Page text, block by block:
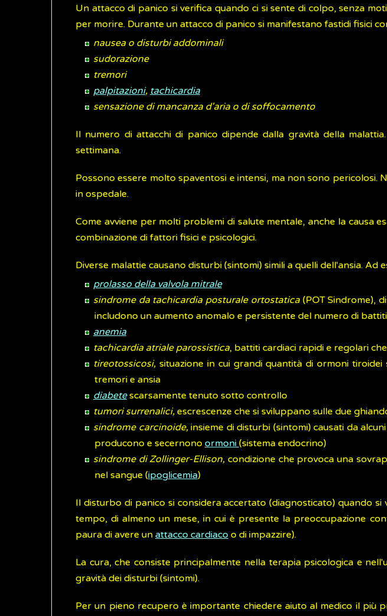
Un attacco di panico si verifica quando ci si sente di colpo, senza
per morire. Durante un attacco di panico si manifestano fastidi fisici
nausea o disturbi addominali
sudorazione
tremori
palpitazioni, tachicardia
sensazione di mancanza d'aria o di soffocamento
Il numero di attacchi di panico dipende dalla gravità della
settimana.
Possono essere molto spaventosi e intensi, ma non sono
in ospedale.
Come avviene per molti problemi di salute mentale, anche la causa
combinazione di fattori fisici e psicologici.
Diverse malattie causano disturbi (sintomi) simili a quelli dell'ansia. Ad
prolasso della valvola mitrale
sindrome da tachicardia posturale ortostatica(POT Sindrome),
includono un aumento anomalo e persistente del numero di
anemia
tachicardia atriale parossistica, battiti cardiaci rapidi e regolari
tireotossicosi, situazione in cui grandi quantità di ormoni
tremori e ansia
diabetescarsamente tenuto sotto controllo
tumori surrenalici, escrescenze che si sviluppano sulle due
sindrome carcinoide,insieme di disturbi (sintomi) causati da
producono e secernono ormoni (sistema endocrino)
sindrome di Zollinger-Ellison, condizione che provoca una
nel sangue (ipoglicemia)
Il disturbo di panico si considera accertato (diagnosticato) quando
tempo, di almeno un mese, in cui è presente la preoccupazione
paura di avere un attacco cardiaco o di impazzire).
La cura, che consiste principalmente nella terapia psicologica e
gravità dei disturbi (sintomi).
Per un pieno recupero è importante chiedere aiuto al medico il più